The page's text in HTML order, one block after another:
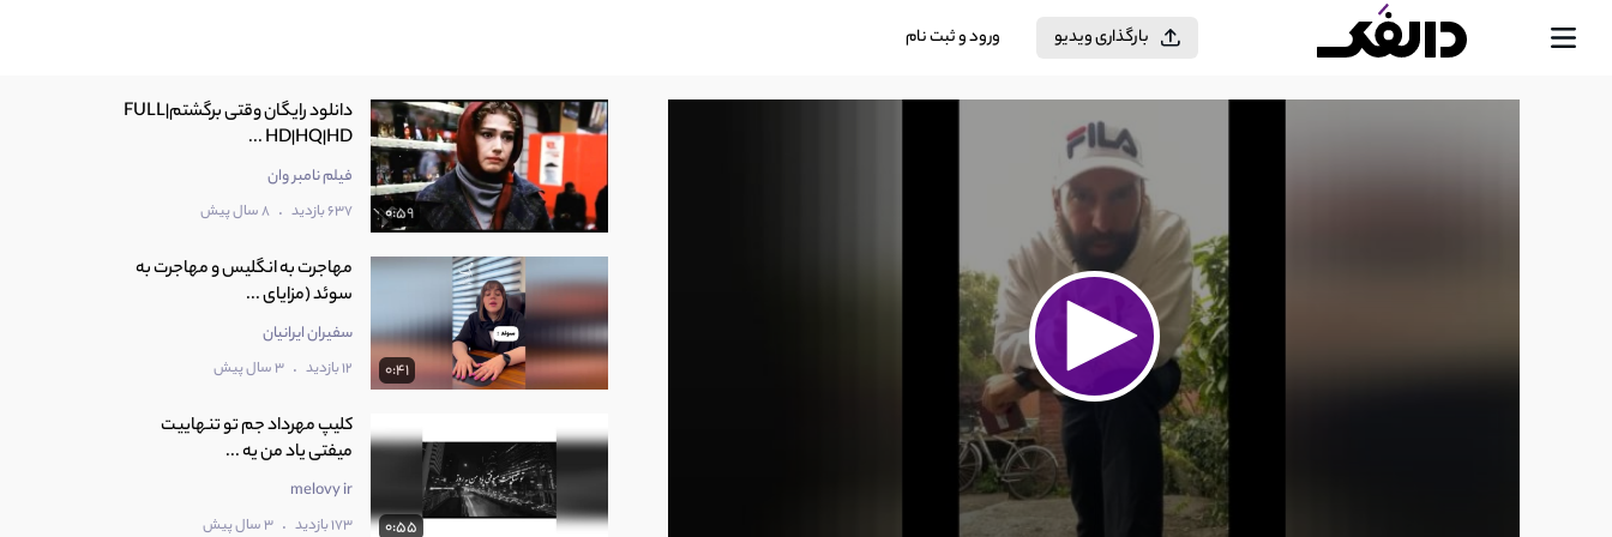
بارگذاری ویدیو ورود و ثبت نام
0:59
دانلود رایگان وقتی برگشتم|FULL
HD|HQ|HD ...
فیلم نامبر وان
637 بازدید . 8 سال پیش
0:41
مهاجرت به انگلیس و مهاجرت به
سوئد (مزایای ...
سفیران ایرانیان
12 بازدید . 3 سال پیش
0:55
کلیپ مهرداد جم تو تنهاییت
میفتی یاد من یه ...
melovy ir
173 بازدید . 3 سال پیش